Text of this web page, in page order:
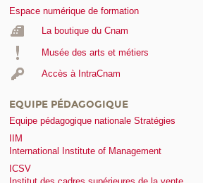
Espace numérique de formation
La boutique du Cnam
Musée des arts et métiers
Accès à IntraCnam
EQUIPE PÉDAGOGIQUE
Equipe pédagogique nationale Stratégies
IIM
International Institute of Management
ICSV